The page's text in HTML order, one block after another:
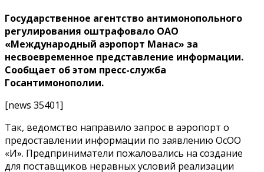
Государственное агентство антимонопольного
регулирования оштрафовало ОАО
«Международный аэропорт Манас» за
несвоевременное представление информации.
Сообщает об этом пресс-служба
Госантимонополии.
[news 35401]
Так, ведомство направило запрос в аэропорт о
предоставлении информации по заявлению ОсОО
«И». Предприниматели пожаловались на создание
для поставщиков неравных условий реализации